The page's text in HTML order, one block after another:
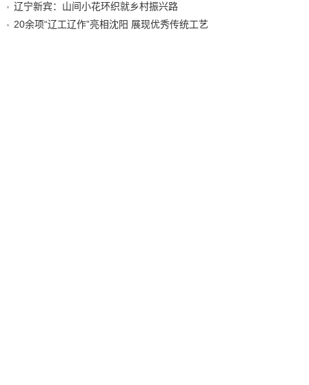
辽宁新宾：山间小花环织就乡村振兴路
20余项“辽工辽作”亮相沈阳 展现优秀传统工艺